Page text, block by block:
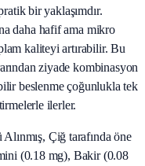
bir yaklaşımdır.
daha hafif ama mikro
kaliteyi artırabilir. Bu
ziyade kombinasyon
beslenme çoğunlukla tek
ilerler.
Çiğ tarafında öne
(0.18 mg), Bakir (0.08